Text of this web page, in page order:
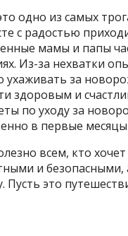
одно из самых
с радостью
мамы и папы
Из-за нехватки
ухаживать за
здоровым и
по уходу за
в первые
всем, кто
и
это